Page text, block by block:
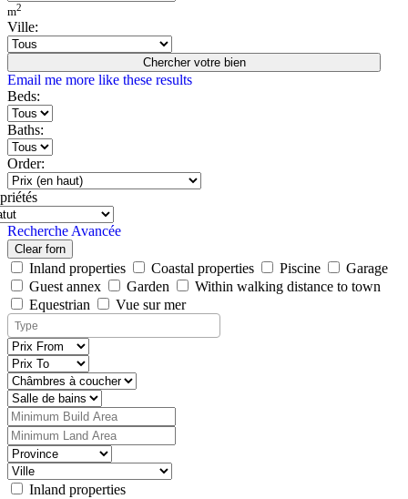
m2
Ville:
Chercher votre bien
Email me more like these results
Beds:
Baths:
Order:
Recherche Avancée
Clear forn
Inland properties Coastal properties Piscine
Garage
Guest annex
Garden
Within walking distance to town
Equestrian
Vue sur mer
Inland properties